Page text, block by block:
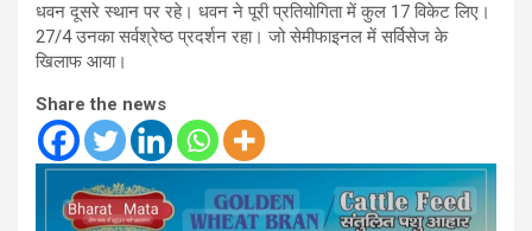
धवन दूसरे स्थान पर रहे। धवन ने पूरी प्रतियोगिता में कुल 17 विकेट लिए।
27/4 उनका सर्वश्रेष्ठ प्रदर्शन रहा। जो सेमीफाइनल में सर्विसेज के
खिलाफ आया।
Share the news